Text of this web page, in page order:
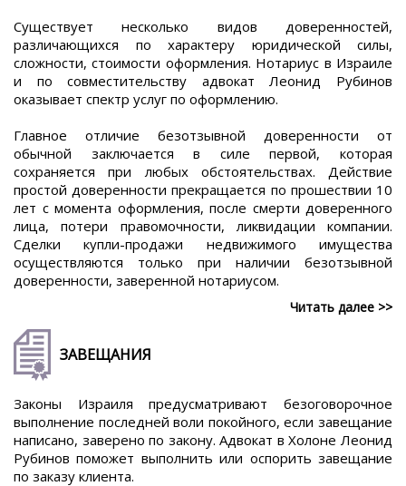
Существует несколько видов доверенностей,
различающихся по характеру юридической силы,
сложности, стоимости оформления. Нотариус в Израиле
и по совместительству адвокат Леонид Рубинов
оказывает спектр услуг по оформлению.
Главное отличие безотзывной доверенности от
обычной заключается в силе первой, которая
сохраняется при любых обстоятельствах. Действие
простой доверенности прекращается по прошествии 10
лет с момента оформления, после смерти доверенного
лица, потери правомочности, ликвидации компании.
Сделки купли-продажи недвижимого имущества
осуществляются только при наличии безотзывной
доверенности, заверенной нотариусом.
Читать далее >>
ЗАВЕЩАНИЯ
Законы Израиля предусматривают безоговорочное
выполнение последней воли покойного, если завещание
написано, заверено по закону. Адвокат в Холоне Леонид
Рубинов поможет выполнить или оспорить завещание
по заказу клиента.